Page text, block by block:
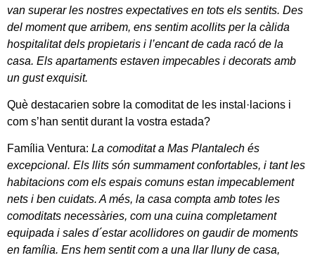
van superar les nostres expectatives en tots els sentits. Des
del moment que arribem, ens sentim acollits per la càlida
hospitalitat dels propietaris i l’encant de cada racó de la
casa. Els apartaments estaven impecables i decorats amb
un gust exquisit.
Què destacarien sobre la comoditat de les instal·lacions i
com s’han sentit durant la vostra estada?
Família Ventura: La comoditat a Mas Plantalech és
excepcional. Els llits són summament confortables, i tant les
habitacions com els espais comuns estan impecablement
nets i ben cuidats. A més, la casa compta amb totes les
comoditats necessàries, com una cuina completament
equipada i sales d´estar acollidores on gaudir de moments
en família. Ens hem sentit com a una llar lluny de casa,